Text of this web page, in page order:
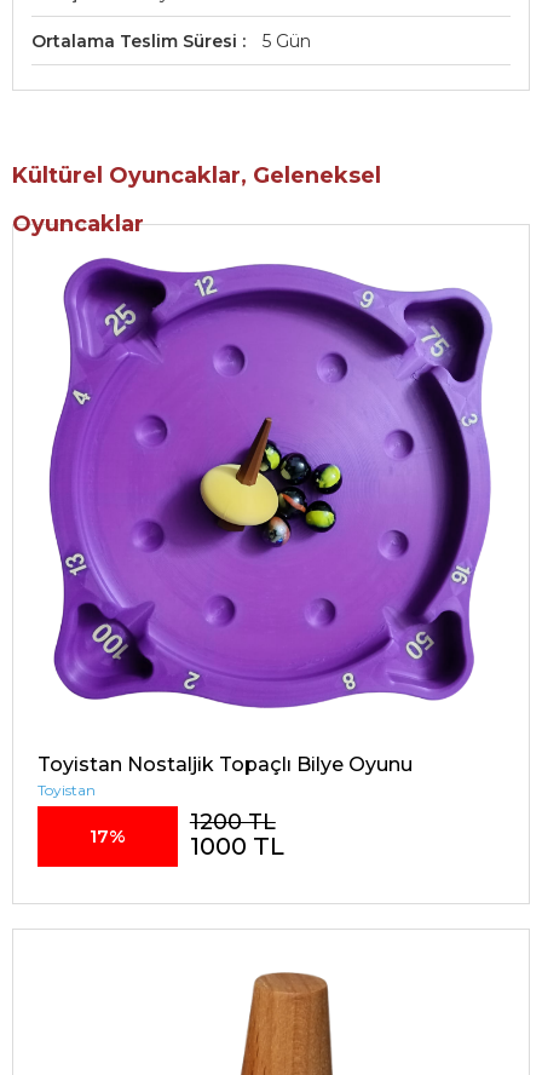
Ortalama Teslim Süresi 5 Gün
Kültürel Oyuncaklar, Geleneksel
Oyuncaklar
Toyistan Nostaljik Topaçlı Bilye Oyunu
Toyistan
17%
1200 TL
1000 TL